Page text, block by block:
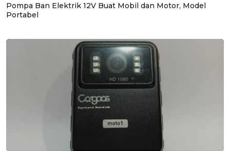
Pompa Ban Elektrik 12V Buat Mobil dan Motor, Model
Portabel